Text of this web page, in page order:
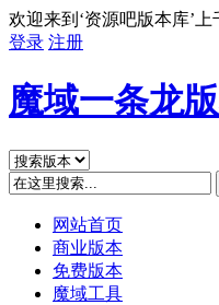
欢迎来到‘资源吧版本库’上
登录 注册
魔域一条龙
网站首页
商业版本
免费版本
魔域工具